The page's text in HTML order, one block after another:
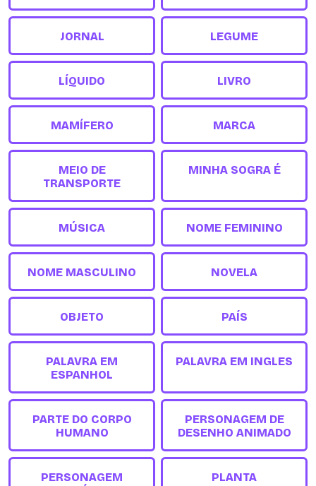
JORNAL LEGUME
LÍQUIDO LIVRO
MAMÍFERO MARCA
MEIO DE
TRANSPORTE
MINHA SOGRA É
MÚSICA NOME FEMININO
NOME MASCULINO NOVELA
OBJETO PAÍS
PALAVRA EM
ESPANHOL
PALAVRA EM INGLES
PARTE DO CORPO
HUMANO
PERSONAGEM DE
DESENHO ANIMADO
PERSONAGEM
PLANTA